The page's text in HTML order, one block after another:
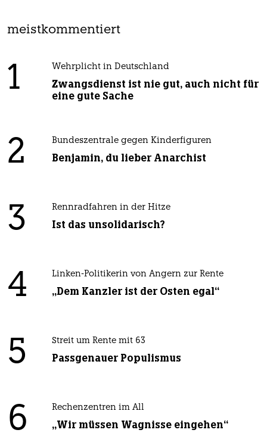
meistkommentiert
1 Wehrplicht in Deutschland
Zwangsdienst ist nie gut, auch nicht für
eine gute Sache
2 Bundeszentrale gegen Kinderfiguren
Benjamin, du lieber Anarchist
3 Rennradfahren in der Hitze
Ist das unsolidarisch?
4 Linken-Politikerin von Angern zur Rente
„Dem Kanzler ist der Osten egal“
5 Streit um Rente mit 63
Passgenauer Populismus
6 Rechenzentren im All
„Wir müssen Wagnisse eingehen“